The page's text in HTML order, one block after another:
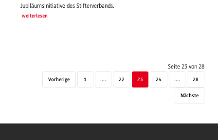
Jubiläumsinitiative des Stifterverbands.
weiterlesen
Seite 23 von 28
Vorherige 1 .... 22 23 24 .... 28
Nächste